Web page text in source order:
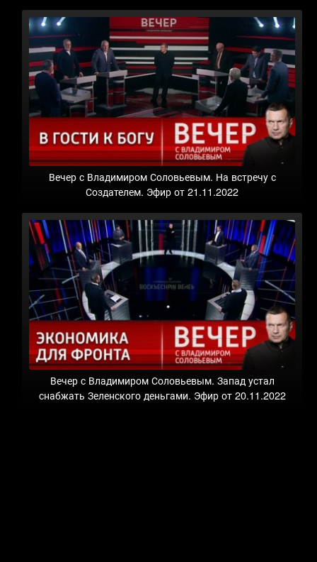
Вечер с Владимиром Соловьевым. На встречу с
Создателем. Эфир от 21.11.2022
Вечер с Владимиром Соловьевым. Запад устал
снабжать Зеленского деньгами. Эфир от 20.11.2022